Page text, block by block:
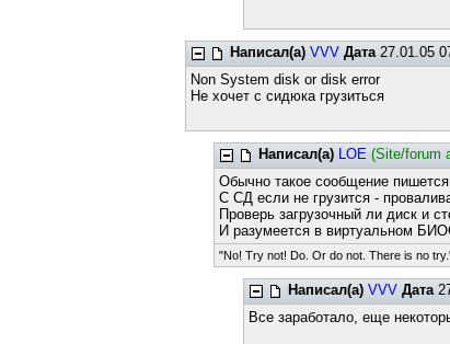
Написал(а) VVV Дата27.01.05
Non System disk or disk error
Не хочет с сидюка грузиться
Написал(а) LOE (Site/forum
Обычно такое сообщение
С СД если не грузится -
Проверь загрузочный ли диск и
И разумеется в виртуальном
"No! Try not! Do. Or do not. There is no
Написал(а) VVV Дата
Все заработало, еще